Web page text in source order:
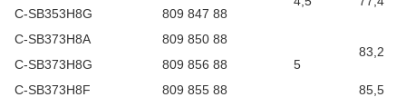
C-SB353H8G
809 847 88
C-SB373H8A
809 850 88
5
83,2
C-SB373H8G
809 856 88
C-SB373H8F
809 855 88
85,5